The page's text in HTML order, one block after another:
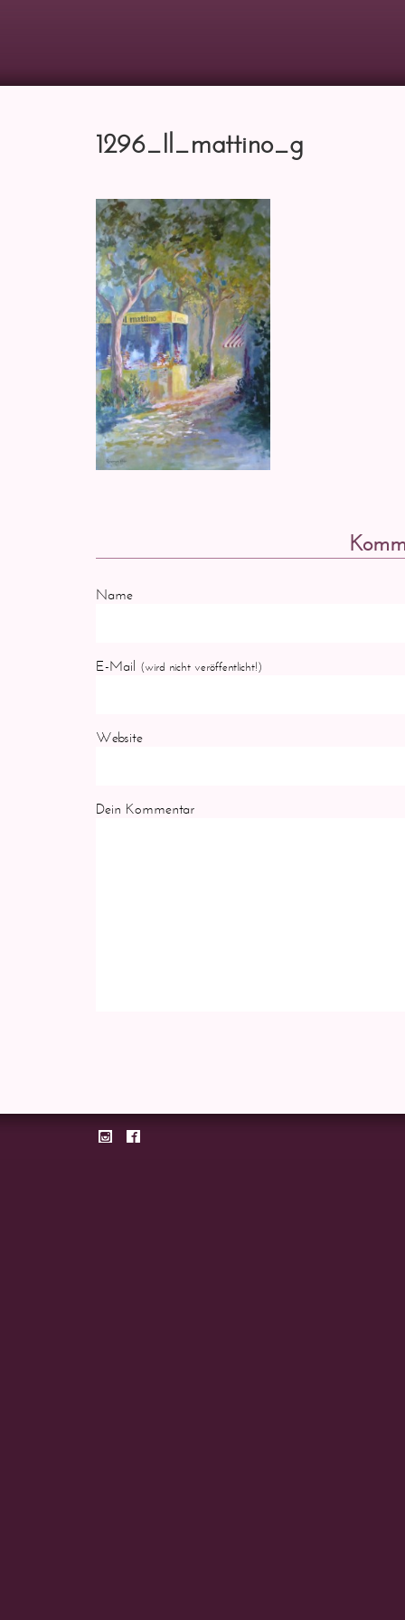
1296_Il_mattino_g
Name
E-Mail (wird nicht veröffentlicht!)
Website
Dein Kommentar